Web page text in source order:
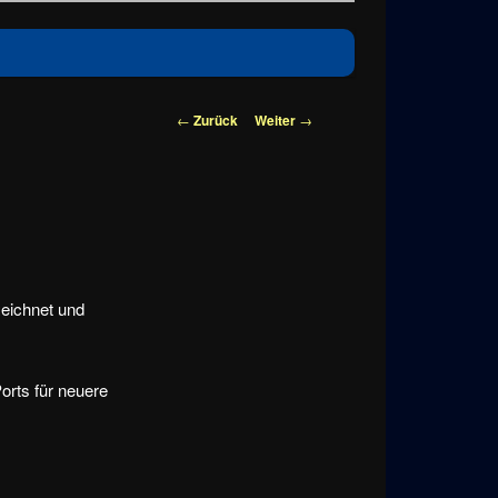
Beitragsnavigation
← Zurück Weiter →
und
für neuere